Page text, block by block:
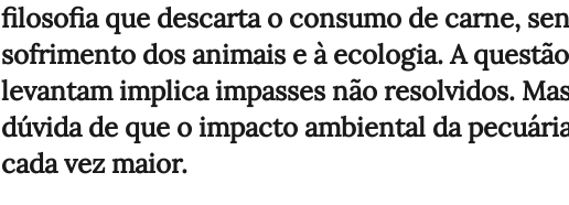
filosofia que descarta o consumo de carne,
sofrimento dos animais e à ecologia. A
levantam implica impasses não resolvidos.
dúvida de que o impacto ambiental da
cada vez maior.